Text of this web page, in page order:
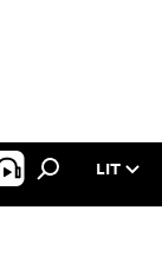
LIT